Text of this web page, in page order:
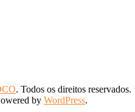
. Todos os direitos reservados.
by WordPress.